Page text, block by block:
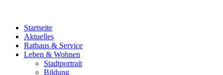
Startseite
Aktuelles
Rathaus & Service
Leben & Wohnen
Stadtportrait
Bildung